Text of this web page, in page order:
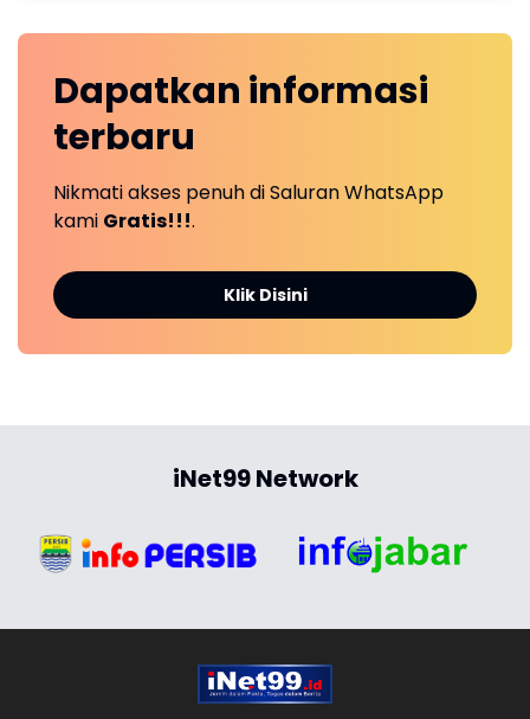
Dapatkan informasi
terbaru
Nikmati akses penuh di Saluran WhatsApp
kami Gratis!!!.
Klik Disini
iNet99 Network